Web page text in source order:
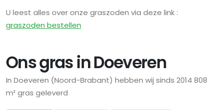
U leest alles over onze graszoden via deze link :
graszoden bestellen
Ons gras in Doeveren
In Doeveren (Noord-Brabant) hebben wij sinds 2014 808
m² gras geleverd